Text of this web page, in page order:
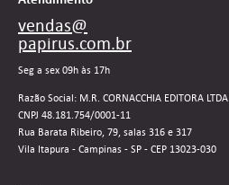
vendas@
papirus.com.br
Seg a sex 09h às 17h
Razão Social: M.R. CORNACCHIA EDITORA LTDA
CNPJ 48.181.754/0001-11
Rua Barata Ribeiro, 79, salas 316 e 317
Vila Itapura - Campinas - SP - CEP 13023-030